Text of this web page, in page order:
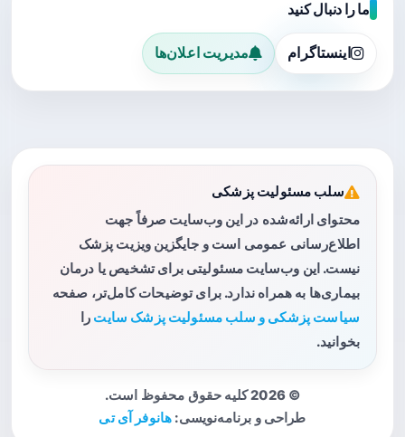
ما را دنبال کنید
اینستاگرام مدیریت اعلان‌ها
سلب مسئولیت پزشکی
محتوای ارائه‌شده در این وب‌سایت صرفاً جهت
اطلاع‌رسانی عمومی است و جایگزین ویزیت پزشک
نیست. این وب‌سایت مسئولیتی برای تشخیص یا درمان
بیماری‌ها به همراه ندارد. برای توضیحات کامل‌تر، صفحه
سیاست پزشکی و سلب مسئولیت پزشک سایت را
بخوانید.
© 2026 کلیه حقوق محفوظ است.
طراحی و برنامه‌نویسی: هانوفر آی تی